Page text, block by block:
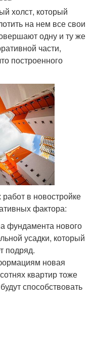
холст, который
на нем все свои
одну и ту же
части,
построенного
в новостройке
фактора:
фундамента нового
усадки, который
подряд.
новая
квартир тоже
способствовать